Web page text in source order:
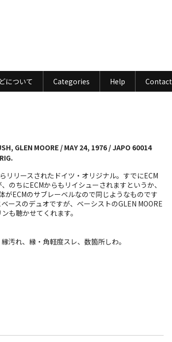
について Categories Help Contact
GLEN MOORE / MAY 24, 1976 / JAPO 60014
リリースされたドイツ・オリジナル。すでにECM
のちにECMからもリイシューされますというか、
がECMのサブレーベルなので同じようなものです
ースのデュオですが、ベーシストのGLEN MOORE
も聴かせてくれます。
汚れ、縁・角軽度スレ、数箇所しわ。